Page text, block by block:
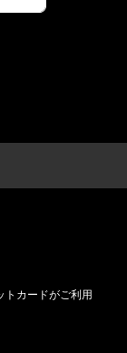
トカードがご利用